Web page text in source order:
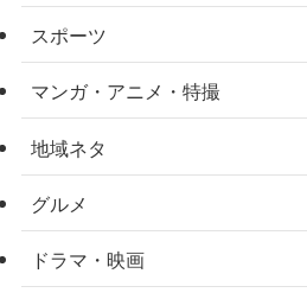
スポーツ
マンガ・アニメ・特撮
地域ネタ
グルメ
ドラマ・映画